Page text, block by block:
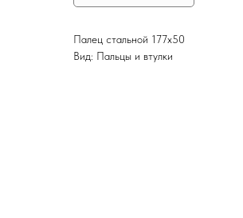
Палец стальной 177х50
Вид: Пальцы и втулки